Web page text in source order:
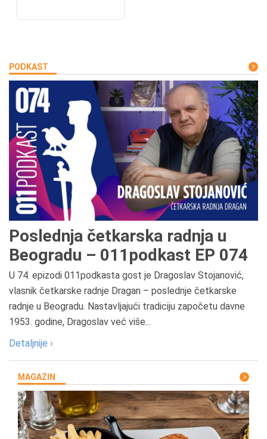
PODKAST
Poslednja četkarska radnja u
Beogradu – 011podkast EP 074
U 74. epizodi 011podkasta gost je Dragoslav Stojanović,
vlasnik četkarske radnje Dragan – poslednje četkarske
radnje u Beogradu. Nastavljajući tradiciju započetu davne
1953. godine, Dragoslav već više...
Detaljnije ›
MAGAZIN